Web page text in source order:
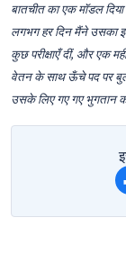
बातचीत का एक मॉडल
लगभग हर दिन मैंने उसका
कुछ परीक्षाएँ दीं, और एक
वेतन के साथ ऊँचे पद पर
उसके लिए गए गए भुगतान